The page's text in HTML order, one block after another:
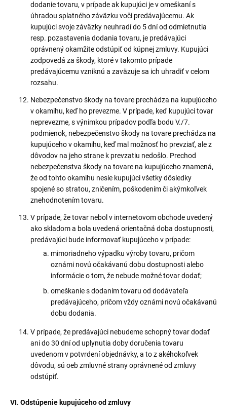
dodanie tovaru, v prípade ak kupujúci je v omeškaní s
úhradou splatného záväzku voči predávajúcemu. Ak
kupujúci svoje záväzky neuhradí do 5 dní od odmietnutia
resp. pozastavenia dodania tovaru, je predávajúci
oprávnený okamžite odstúpiť od kúpnej zmluvy. Kupujúci
zodpovedá za škody, ktoré v takomto prípade
predávajúcemu vzniknú a zaväzuje sa ich uhradiť v celom
rozsahu.
Nebezpečenstvo škody na tovare prechádza na kupujúceho
v okamihu, keď ho prevezme. V prípade, keď kupujúci tovar
neprevezme, s výnimkou prípadov podľa bodu V./7.
podmienok, nebezpečenstvo škody na tovare prechádza na
kupujúceho v okamihu, keď mal možnosť ho prevziať, ale z
dôvodov na jeho strane k prevzatiu nedošlo. Prechod
nebezpečenstva škody na tovare na kupujúceho znamená,
že od tohto okamihu nesie kupujúci všetky dôsledky
spojené so stratou, zničením, poškodením či akýmkoľvek
znehodnotením tovaru.
V prípade, že tovar nebol v internetovom obchode uvedený
ako skladom a bola uvedená orientačná doba dostupnosti,
predávajúci bude informovať kupujúceho v prípade:
mimoriadneho výpadku výroby tovaru, pričom
oznámi novú očakávanú dobu dostupnosti alebo
informácie o tom, že nebude možné tovar dodať;
omeškanie s dodaním tovaru od dodávateľa
predávajúceho, pričom vždy oznámi novú očakávanú
dobu dodania.
V prípade, že predávajúci nebudeme schopný tovar dodať
ani do 30 dní od uplynutia doby doručenia tovaru
uvedenom v potvrdení objednávky, a to z akéhokoľvek
dôvodu, sú oeb zmluvné strany oprávnené od zmluvy
odstúpiť.
VI. Odstúpenie kupujúceho od zmluvy